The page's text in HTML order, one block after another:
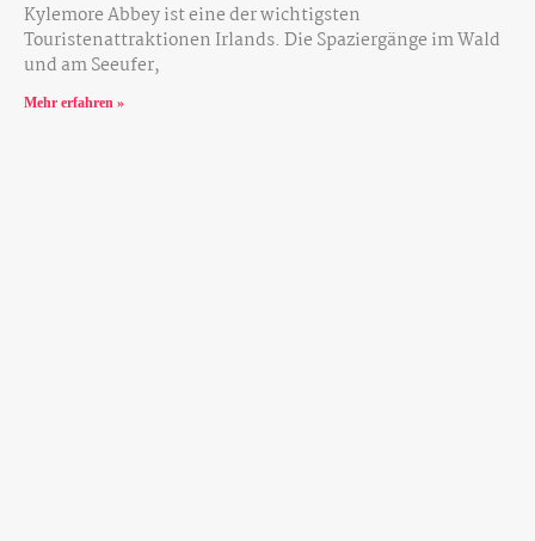
Kylemore Abbey ist eine der wichtigsten
Touristenattraktionen Irlands. Die Spaziergänge im Wald
und am Seeufer,
Mehr erfahren »